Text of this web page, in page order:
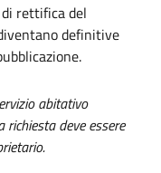
rettifica del
definitive
abitativo
deve essere